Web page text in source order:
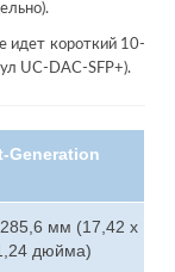
идет короткий 10-
UC-DAC-SFP+).
Generation
мм (17,42 х
дюйма)